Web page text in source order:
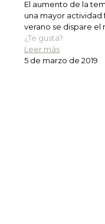
El aumento de la
una mayor actividad
verano se dispare el
¿Te gusta?
Leer más
5 de marzo de 2019